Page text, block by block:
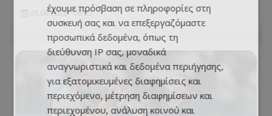
05.08.2026 - 08:22
έχουμε πρόσβαση σε πληροφορίες στη
συσκευή σας και να επεξεργαζόμαστε
προσωπικά δεδομένα, όπως τη
διεύθυνση IP σας, μοναδικά
αναγνωριστικά και δεδομένα περιήγησης,
για εξατομικευμένες διαφημίσεις και
περιεχόμενο, μέτρηση διαφημίσεων και
περιεχομένου, ανάλυση κοινού και